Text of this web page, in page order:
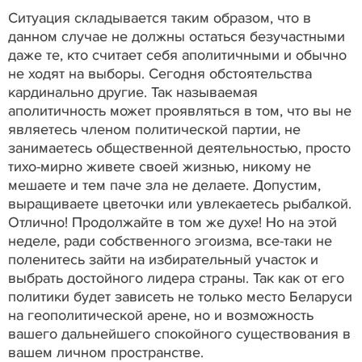
Ситуация складывается таким образом, что в
данном случае не должны остаться безучастными
даже те, кто считает себя аполитичными и обычно
не ходят на выборы. Сегодня обстоятельства
кардинально другие. Так называемая
аполитичность может проявляться в том, что вы не
являетесь членом политической партии, не
занимаетесь общественной деятельностью, просто
тихо-мирно живете своей жизнью, никому не
мешаете и тем паче зла не делаете. Допустим,
выращиваете цветочки или увлекаетесь рыбалкой.
Отлично! Продолжайте в том же духе! Но на этой
неделе, ради собственного эгоизма, все-таки не
поленитесь зайти на избирательный участок и
выбрать достойного лидера страны. Так как от его
политики будет зависеть не только место Беларуси
на геополитической арене, но и возможность
вашего дальнейшего спокойного существования в
вашем личном пространстве.